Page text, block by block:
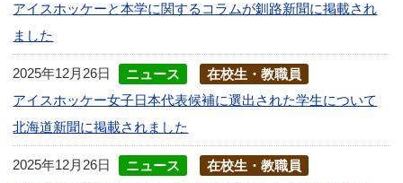
アイスホッケーと本学に関するコラムが釧路新聞に掲載され
ました
2025年12月26日 ニュース
在校生・教職員
アイスホッケー女子日本代表候補に選出された学生について
北海道新聞に掲載されました
2025年12月26日 ニュース
在校生・教職員